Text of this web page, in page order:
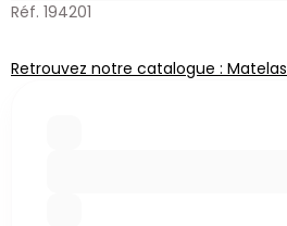
Réf. 194201
Retrouvez notre catalogue : Matelas